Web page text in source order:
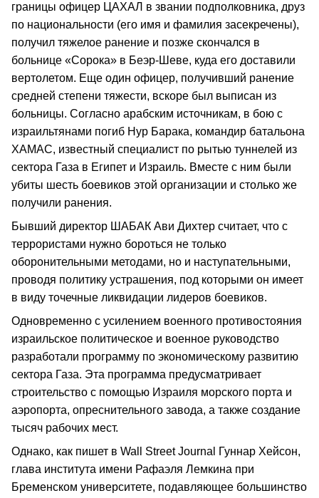
границы офицер ЦАХАЛ в звании подполковника, друз
по национальности (его имя и фамилия засекречены),
получил тяжелое ранение и позже скончался в
больнице «Сорока» в Беэр-Шеве, куда его доставили
вертолетом. Еще один офицер, получивший ранение
средней степени тяжести, вскоре был выписан из
больницы. Согласно арабским источникам, в бою с
израильтянами погиб Нур Барака, командир батальона
ХАМАС, известный специалист по рытью туннелей из
сектора Газа в Египет и Израиль. Вместе с ним были
убиты шесть боевиков этой организации и столько же
получили ранения.
Бывший директор ШАБАК Ави Дихтер считает, что с
террористами нужно бороться не только
оборонительными методами, но и наступательными,
проводя политику устрашения, под которыми он имеет
в виду точечные ликвидации лидеров боевиков.
Одновременно с усилением военного противостояния
израильское политическое и военное руководство
разработали программу по экономическому развитию
сектора Газа. Эта программа предусматривает
строительство с помощью Израиля морского порта и
аэропорта, опреснительного завода, а также создание
тысяч рабочих мест.
Однако, как пишет в Wall Street Journal Гуннар Хейсон,
глава института имени Рафаэля Лемкина при
Бременском университете, подавляющее большинство